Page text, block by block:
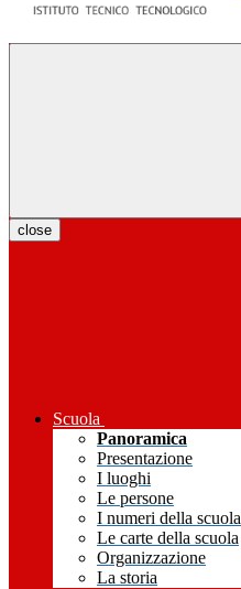
close
Scuola
Panoramica
Presentazione
I luoghi
Le persone
I numeri della scuola
Le carte della scuola
Organizzazione
La storia